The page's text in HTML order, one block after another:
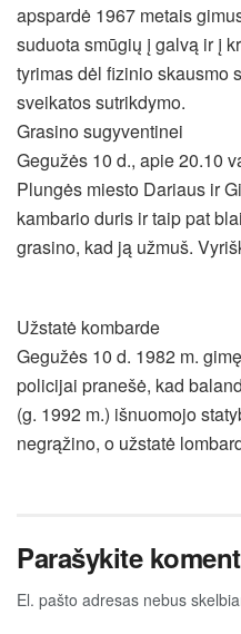
apspardė 1967 metais
suduota smūgių į galvą ir į
tyrimas dėl fizinio skausmo
sveikatos sutrikdymo.
Grasino sugyventinei
Gegužės 10 d., apie 20.10
Plungės miesto Dariaus ir
kambario duris ir taip pat
grasino, kad ją užmuš.
Užstatė kombarde
Gegužės 10 d. 1982 m.
policijai pranešė, kad
(g. 1992 m.) išnuomojo
negrąžino, o užstatė
Parašykite
El. pašto adresas nebus